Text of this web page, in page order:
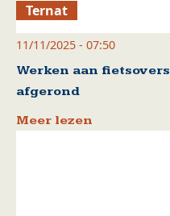
Ternat
11/11/2025 - 07:50
Werken aan
afgerond
Meer lezen